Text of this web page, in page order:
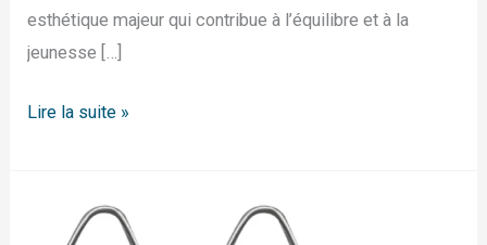
esthétique majeur qui contribue à l’équilibre et à la
jeunesse […]
Lire la suite »
Comment